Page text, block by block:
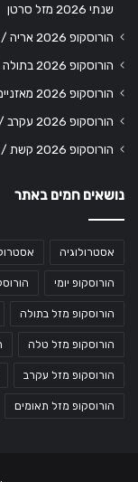
שנתי 2026 מזל סרטן
הורוסקופ 2026 אריה / תחזית אסטרולוגיה שנתית מזל אריה
הורוסקופ 2026 בתולה / תחזית אסטרולוגיה שנתית מזל בתולה
הורוסקופ 2026 מאזניים / תחזית אסטרולוגיה שנתית מזל מאזניים
הורוסקופ 2026 עקרב / תחזית אסטרולוגיה שנתית מזל עקרב
הורוסקופ 2026 קשת / אסטרולוגיה שנתית למזל קשת
נושאים חמים באתר
אסטרולוגיה
הורוסקופ יומי
הורוסקופ מזל בתולה
הורוסקופ מזל טלה
הורוסקופ מזל עקרב
הורוסקופ מזל תאומים